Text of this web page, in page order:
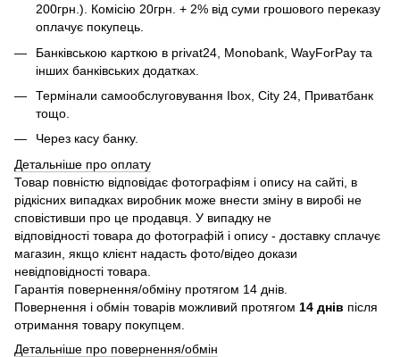
200грн.). Комісію 20грн. + 2% від суми грошового переказу
оплачує покупець.
Банківською карткою в privat24, Monobank, WayForPay та
інших банківських додатках.
Термінали самообслуговування Ibox, City 24, Приватбанк
тощо.
Через касу банку.
Детальніше про оплату
Товар повністю відповідає фотографіям і опису на сайті, в
рідкісних випадках виробник може внести зміну в виробі не
сповістивши про це продавця. У випадку не
відповідності товара до фотографій і опису - доставку сплачує
магазин, якщо клієнт надасть фото/відео докази
невідповідності товара.
Гарантія повернення/обміну протягом 14 днів.
Повернення і обмін товарів можливий протягом 14 днів після
отримання товару покупцем.
Детальніше про повернення/обмін